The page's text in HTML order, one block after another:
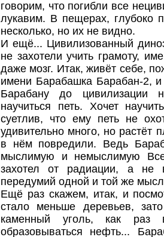
говорим, что погибли все
лукавим. В пещерах, глубоко
несколько, но их не видно.
И ещё... Цивилизованный
не захотели учить грамоту,
даже мозг. Итак, живёт себе,
имени Барабашка Барабан-2,
Барабану до цивилизации
научиться петь. Хочет
суетлив, что ему петь не
удивительно много, но растёт
в нём повредили. Ведь
мыслимую и немыслимую
захотел от радиации, а не
передумий одной и той же
Ещё раз скажем, итак, и
стало меньше деревьев,
каменный уголь, как раз
образовываться нефть...